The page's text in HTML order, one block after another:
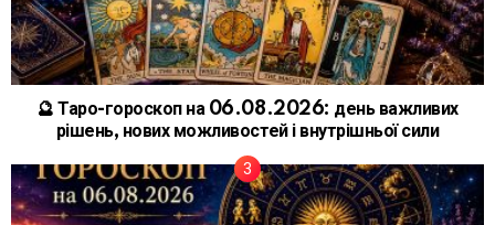
🔮 Таро-гороскоп на 06.08.2026: день важливих
рішень, нових можливостей і внутрішньої сили